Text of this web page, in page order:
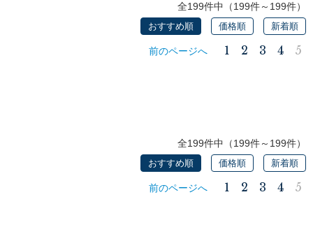
全199件中（199件～199件）
おすすめ順 価格順 新着順
前のページへ 1 2 3 4 5
全199件中（199件～199件）
おすすめ順 価格順 新着順
前のページへ 1 2 3 4 5